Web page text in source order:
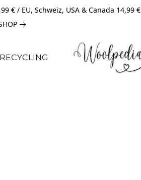
€ / EU, Schweiz, USA & Canada 14,99 €
RECYCLING